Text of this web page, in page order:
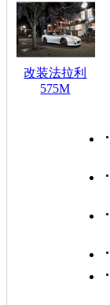
改装法拉利
575M